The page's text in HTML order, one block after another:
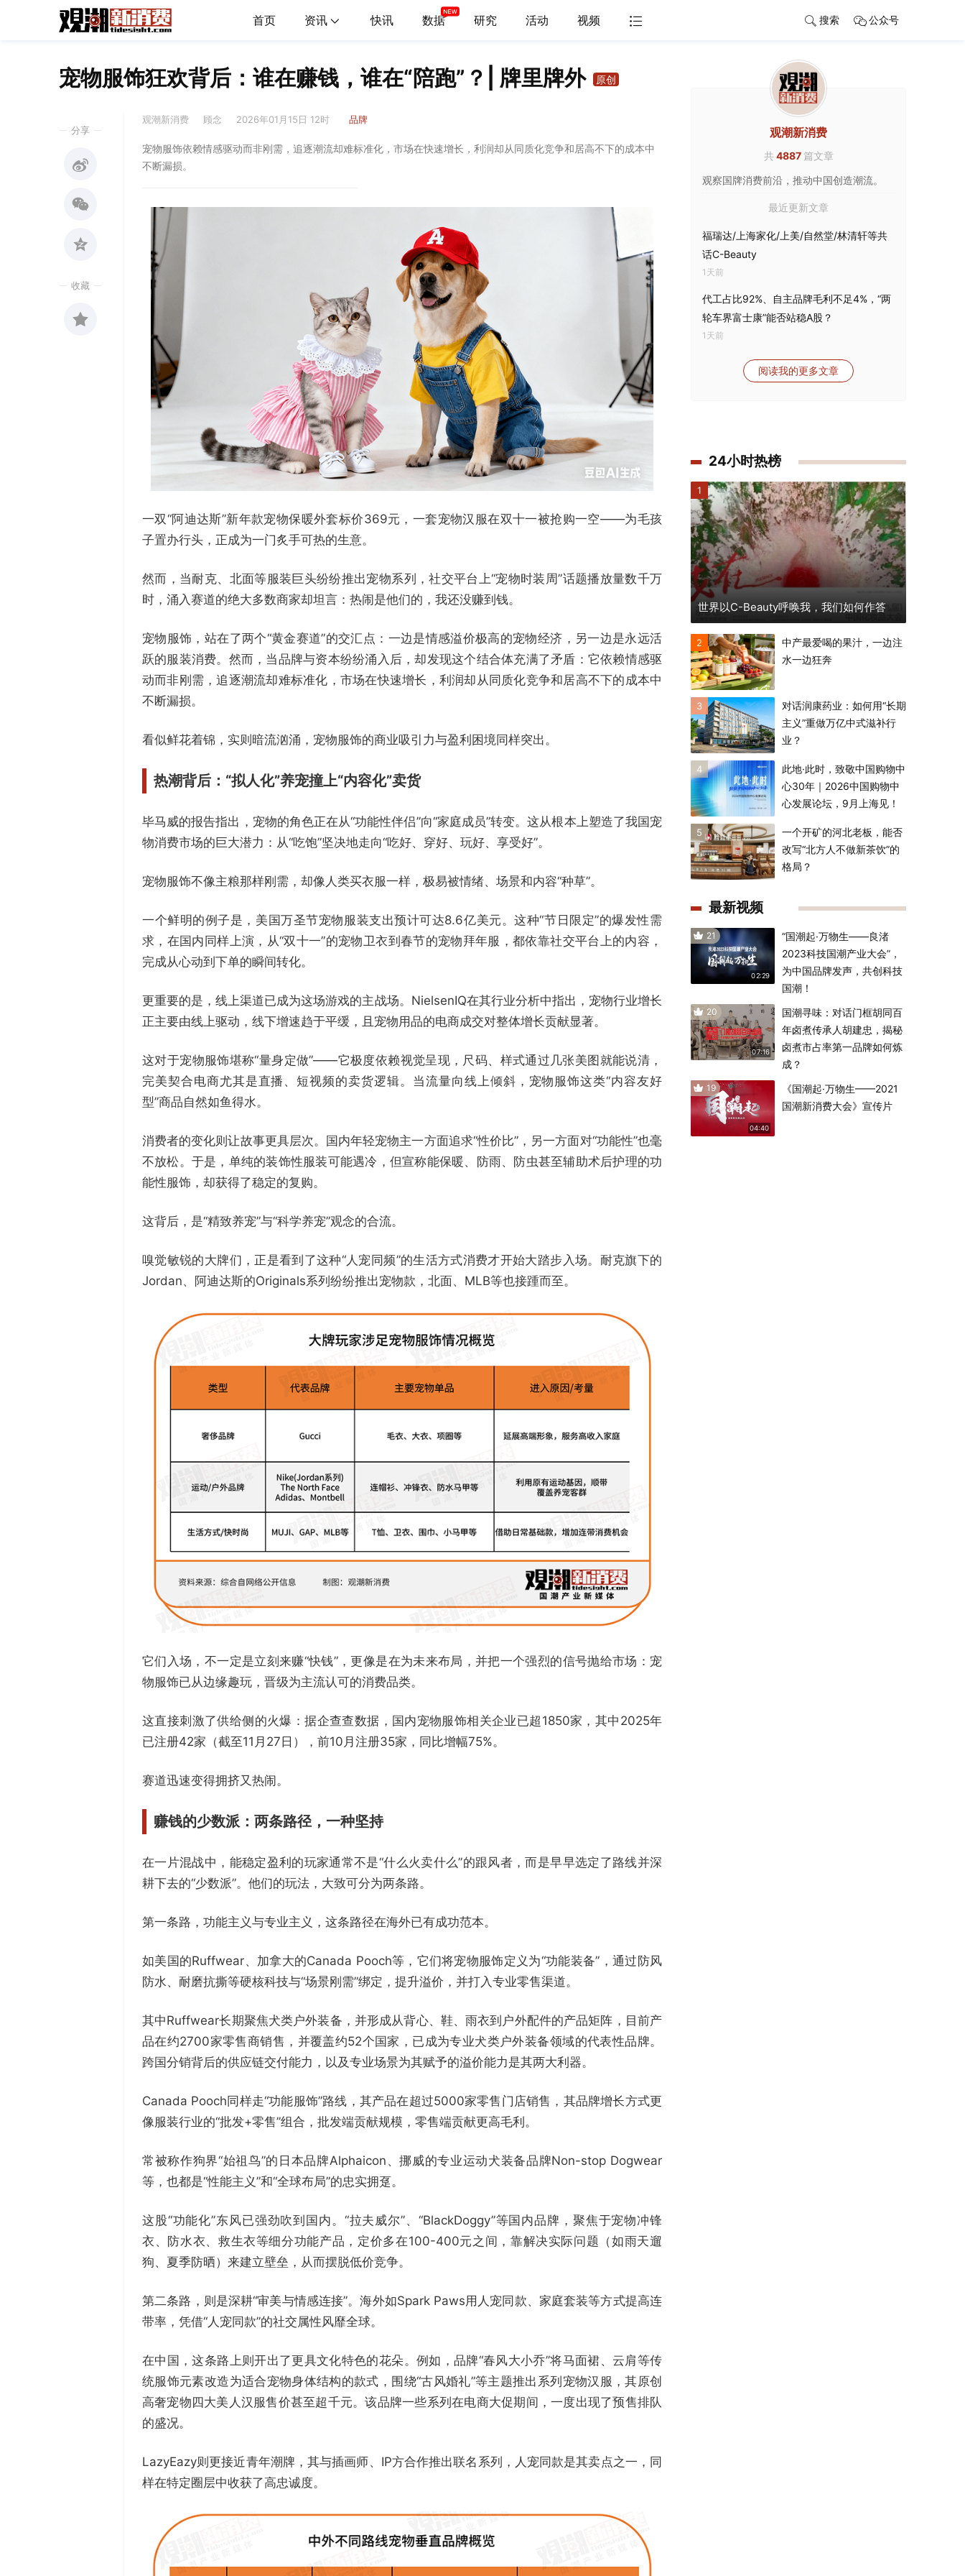
首页 资讯 快讯 数据 研究 活动 视频 搜索 公众号
宠物服饰狂欢背后：谁在赚钱，谁在“陪跑”？| 牌里牌外 原创
分享
收藏
观潮新消费 顾念 2026年01月15日 12时 品牌
宠物服饰依赖情感驱动而非刚需，追逐潮流却难标准化，市场在快速增长，利润却从同质化竞争和居高不下的成本中
不断漏损。
一双“阿迪达斯”新年款宠物保暖外套标价369元，一套宠物汉服在双十一被抢购一空——为毛孩
子置办行头，正成为一门炙手可热的生意。
然而，当耐克、北面等服装巨头纷纷推出宠物系列，社交平台上“宠物时装周”话题播放量数千万
时，涌入赛道的绝大多数商家却坦言：热闹是他们的，我还没赚到钱。
宠物服饰，站在了两个“黄金赛道”的交汇点：一边是情感溢价极高的宠物经济，另一边是永远活
跃的服装消费。然而，当品牌与资本纷纷涌入后，却发现这个结合体充满了矛盾：它依赖情感驱
动而非刚需，追逐潮流却难标准化，市场在快速增长，利润却从同质化竞争和居高不下的成本中
不断漏损。
看似鲜花着锦，实则暗流汹涌，宠物服饰的商业吸引力与盈利困境同样突出。
热潮背后： “拟人化”养宠撞上“内容化”卖货
毕马威的报告指出，宠物的角色正在从“功能性伴侣”向“家庭成员”转变。这从根本上塑造了我国宠
物消费市场的巨大潜力：从“吃饱”坚决地走向“吃好、穿好、玩好、享受好”。
宠物服饰不像主粮那样刚需，却像人类买衣服一样，极易被情绪、场景和内容“种草”。
一个鲜明的例子是，美国万圣节宠物服装支出预计可达8.6亿美元。这种“节日限定”的爆发性需
求，在国内同样上演，从“双十一”的宠物卫衣到春节的宠物拜年服，都依靠社交平台上的内容，
完成从心动到下单的瞬间转化。
更重要的是，线上渠道已成为这场游戏的主战场。NielsenIQ在其行业分析中指出，宠物行业增长
正主要由线上驱动，线下增速趋于平缓，且宠物用品的电商成交对整体增长贡献显著。
这对于宠物服饰堪称“量身定做”——它极度依赖视觉呈现，尺码、样式通过几张美图就能说清，
完美契合电商尤其是直播、短视频的卖货逻辑。当流量向线上倾斜，宠物服饰这类“内容友好
型”商品自然如鱼得水。
消费者的变化则让故事更具层次。国内年轻宠物主一方面追求“性价比”，另一方面对“功能性”也毫
不放松。于是，单纯的装饰性服装可能遇冷，但宣称能保暖、防雨、防虫甚至辅助术后护理的功
能性服饰，却获得了稳定的复购。
这背后，是“精致养宠”与“科学养宠”观念的合流。
嗅觉敏锐的大牌们，正是看到了这种“人宠同频”的生活方式消费才开始大踏步入场。耐克旗下的
Jordan、阿迪达斯的Originals系列纷纷推出宠物款，北面、MLB等也接踵而至。
它们入场，不一定是立刻来赚“快钱”，更像是在为未来布局，并把一个强烈的信号抛给市场：宠
物服饰已从边缘趣玩，晋级为主流认可的消费品类。
这直接刺激了供给侧的火爆：据企查查数据，国内宠物服饰相关企业已超1850家，其中2025年
已注册42家（截至11月27日），前10月注册35家，同比增幅75%。
赛道迅速变得拥挤又热闹。
赚钱的少数派： 两条路径，一种坚持
在一片混战中，能稳定盈利的玩家通常不是“什么火卖什么”的跟风者，而是早早选定了路线并深
耕下去的“少数派”。他们的玩法，大致可分为两条路。
第一条路，功能主义与专业主义，这条路径在海外已有成功范本。
如美国的Ruffwear、加拿大的Canada Pooch等，它们将宠物服饰定义为“功能装备”，通过防风
防水、耐磨抗撕等硬核科技与“场景刚需”绑定，提升溢价，并打入专业零售渠道。
其中Ruffwear长期聚焦犬类户外装备，并形成从背心、鞋、雨衣到户外配件的产品矩阵，目前产
品在约2700家零售商销售，并覆盖约52个国家，已成为专业犬类户外装备领域的代表性品牌。
跨国分销背后的供应链交付能力，以及专业场景为其赋予的溢价能力是其两大利器。
Canada Pooch同样走“功能服饰”路线，其产品在超过5000家零售门店销售，其品牌增长方式更
像服装行业的“批发+零售”组合，批发端贡献规模，零售端贡献更高毛利。
常被称作狗界“始祖鸟”的日本品牌Alphaicon、挪威的专业运动犬装备品牌Non-stop Dogwear
等，也都是“性能主义”和“全球布局”的忠实拥趸。
这股“功能化”东风已强劲吹到国内。“拉夫威尔”、“BlackDoggy”等国内品牌，聚焦于宠物冲锋
衣、防水衣、救生衣等细分功能产品，定价多在100-400元之间，靠解决实际问题（如雨天遛
狗、夏季防晒）来建立壁垒，从而摆脱低价竞争。
第二条路，则是深耕“审美与情感连接”。海外如Spark Paws用人宠同款、家庭套装等方式提高连
带率，凭借“人宠同款”的社交属性风靡全球。
在中国，这条路上则开出了更具文化特色的花朵。例如，品牌“春风大小乔”将马面裙、云肩等传
统服饰元素改造为适合宠物身体结构的款式，围绕“古风婚礼”等主题推出系列宠物汉服，其原创
高奢宠物四大美人汉服售价甚至超千元。该品牌一些系列在电商大促期间，一度出现了预售排队
的盛况。
LazyEazy则更接近青年潮牌，其与插画师、IP方合作推出联名系列，人宠同款是其卖点之一，同
样在特定圈层中收获了高忠诚度。
观潮新消费
共 4887 篇文章
观察国牌消费前沿，推动中国创造潮流。
最近更新文章
福瑞达/上海家化/上美/自然堂/林清轩等共
话C-Beauty
1天前
代工占比92%、自主品牌毛利不足4%，“两
轮车界富士康”能否站稳A股？
1天前
阅读我的更多文章
24小时热榜
1
世界以C-Beauty呼唤我，我们如何作答
2
中产最爱喝的果汁，一边注
水一边狂奔
3
对话润康药业：如何用“长期
主义”重做万亿中式滋补行
业？
4
此地·此时，致敬中国购物中
心30年｜2026中国购物中
心发展论坛，9月上海见！
5
一个开矿的河北老板，能否
改写“北方人不做新茶饮”的
格局？
最新视频
21
02:29
“国潮起·万物生——良渚
2023科技国潮产业大会”，
为中国品牌发声，共创科技
国潮！
20
07:16
国潮寻味：对话门框胡同百
年卤煮传承人胡建忠，揭秘
卤煮市占率第一品牌如何炼
成？
19
04:40
《国潮起·万物生——2021
国潮新消费大会》宣传片